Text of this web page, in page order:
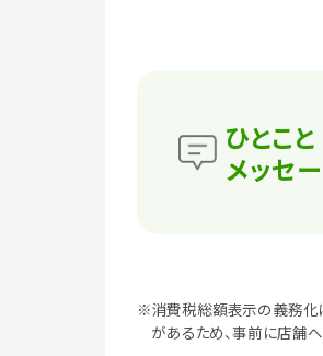
ひとこと
メッセ
※消費税総額表示の義務化
があるため、事前に店舗へ